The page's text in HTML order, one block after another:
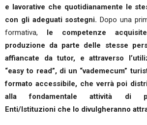
e lavorative che quotidianamente le
con gli adeguati sostegni. Dopo una
formativa, le competenze
produzione da parte delle stesse
affiancate da tutor, e attraverso
“easy to read”, di un “vademecum”
formato accessibile, che verrà poi
alla fondamentale attività di
Enti/Istituzioni che lo divulgheranno